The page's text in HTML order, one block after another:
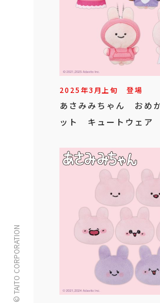
© TAITO CORPORATION
2025年3月上旬 登場
あさみみちゃん おめ
ット キュートウェア